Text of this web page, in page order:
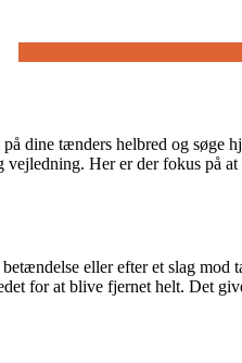
dine tænders helbred og
Her er der fokus på
eller efter et slag
for at blive fjernet helt. Det